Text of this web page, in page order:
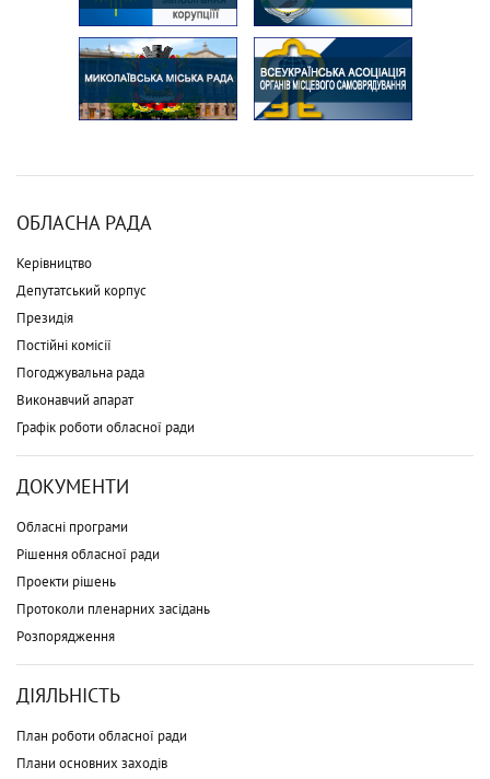
ОБЛАСНА РАДА
Керівництво
Депутатський корпус
Президія
Постійні комісії
Погоджувальна рада
Виконавчий апарат
Графік роботи обласної ради
ДОКУМЕНТИ
Обласні програми
Рішення обласної ради
Проекти рішень
Протоколи пленарних засідань
Розпорядження
ДІЯЛЬНІСТЬ
План роботи обласної ради
Плани основних заходів